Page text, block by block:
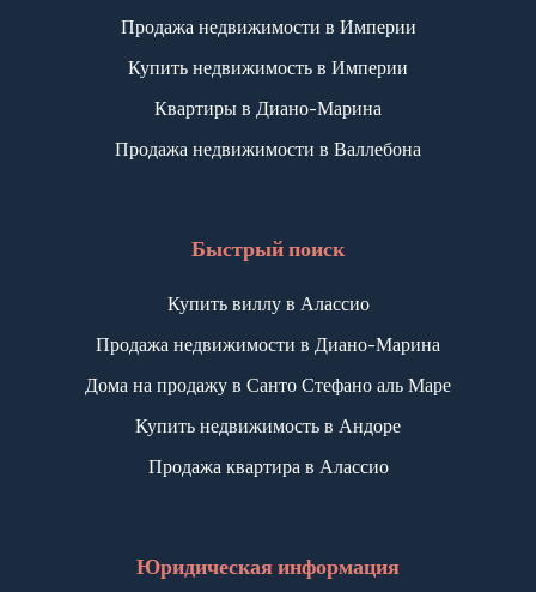
Продажа недвижимости в Империи
Купить недвижимость в Империи
Квартиры в Диано-Марина
Продажа недвижимости в Валлебона
Быстрый поиск
Купить виллу в Алассио
Продажа недвижимости в Диано-Марина
Дома на продажу в Санто Стефано аль Маре
Купить недвижимость в Андоре
Продажа квартира в Алассио
Юридическая информация